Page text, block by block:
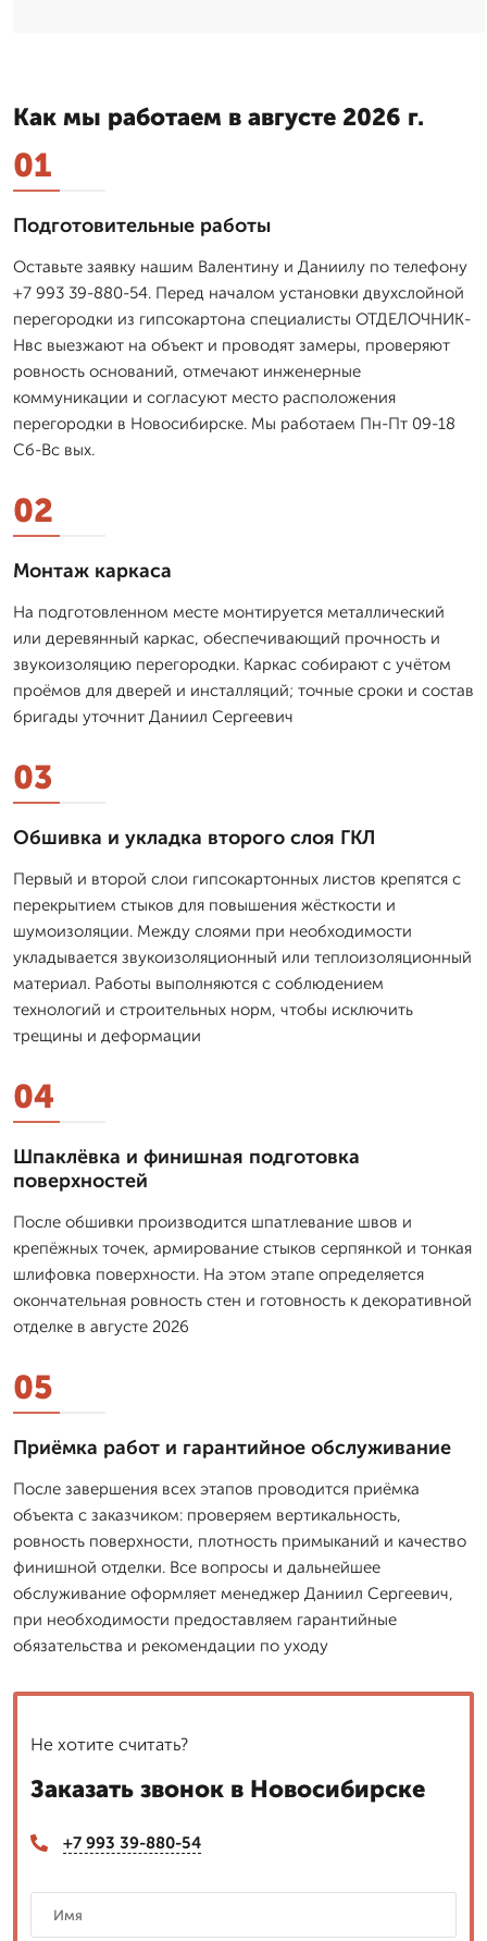
Как мы работаем в августе 2026 г.
01
Подготовительные работы
Оставьте заявку нашим Валентину и Даниилу по телефону
+7 993 39-880-54. Перед началом установки двухслойной
перегородки из гипсокартона специалисты ОТДЕЛОЧНИК-
Нвс выезжают на объект и проводят замеры, проверяют
ровность оснований, отмечают инженерные
коммуникации и согласуют место расположения
перегородки в Новосибирске. Мы работаем Пн-Пт 09-18
Сб-Вс вых.
02
Монтаж каркаса
На подготовленном месте монтируется металлический
или деревянный каркас, обеспечивающий прочность и
звукоизоляцию перегородки. Каркас собирают с учётом
проёмов для дверей и инсталляций; точные сроки и состав
бригады уточнит Даниил Сергеевич
03
Обшивка и укладка второго слоя ГКЛ
Первый и второй слои гипсокартонных листов крепятся с
перекрытием стыков для повышения жёсткости и
шумоизоляции. Между слоями при необходимости
укладывается звукоизоляционный или теплоизоляционный
материал. Работы выполняются с соблюдением
технологий и строительных норм, чтобы исключить
трещины и деформации
04
Шпаклёвка и финишная подготовка
поверхностей
После обшивки производится шпатлевание швов и
крепёжных точек, армирование стыков серпянкой и тонкая
шлифовка поверхности. На этом этапе определяется
окончательная ровность стен и готовность к декоративной
отделке в августе 2026
05
Приёмка работ и гарантийное обслуживание
После завершения всех этапов проводится приёмка
объекта с заказчиком: проверяем вертикальность,
ровность поверхности, плотность примыканий и качество
финишной отделки. Все вопросы и дальнейшее
обслуживание оформляет менеджер Даниил Сергеевич,
при необходимости предоставляем гарантийные
обязательства и рекомендации по уходу
Не хотите считать?
Заказать звонок в Новосибирске
+7 993 39-880-54